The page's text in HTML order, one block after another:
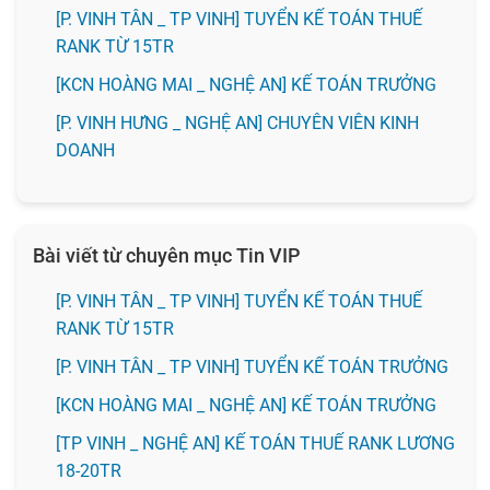
[P. VINH TÂN _ TP VINH] TUYỂN KẾ TOÁN THUẾ
RANK TỪ 15TR
️[KCN HOÀNG MAI _ NGHỆ AN] KẾ TOÁN TRƯỞNG
️[P. VINH HƯNG _ NGHỆ AN] CHUYÊN VIÊN KINH
DOANH
Bài viết từ chuyên mục Tin VIP
[P. VINH TÂN _ TP VINH] TUYỂN KẾ TOÁN THUẾ
RANK TỪ 15TR
[P. VINH TÂN _ TP VINH] TUYỂN KẾ TOÁN TRƯỞNG
️[KCN HOÀNG MAI _ NGHỆ AN] KẾ TOÁN TRƯỞNG
[TP VINH _ NGHỆ AN] KẾ TOÁN THUẾ RANK LƯƠNG
18-20TR